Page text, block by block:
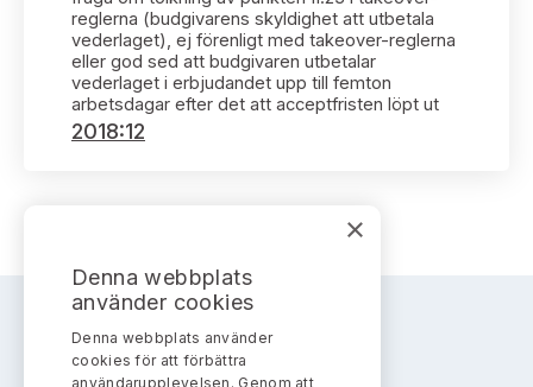
Arbetsordning
Ledamöter
Publikationer och anföranden
Uttalanden sorterade ämnesvis
Sök uttalanden
Prenumerera
Bildarkiv
Kontakt angående ansökningar och uttalanden
Kontakt administrativa ärenden
reglerna (budgivarens skyldighet att utbetala
vederlaget), ej förenligt med takeover-reglerna
eller god sed att budgivaren utbetalar
vederlaget i erbjudandet upp till femton
arbetsdagar efter det att acceptfristen löpt ut
2018:12
AKTIEMARKNADSNÄMNDEN
×
Denna webbplats
använder cookies
Denna webbplats använder
cookies för att förbättra
användarupplevelsen. Genom att